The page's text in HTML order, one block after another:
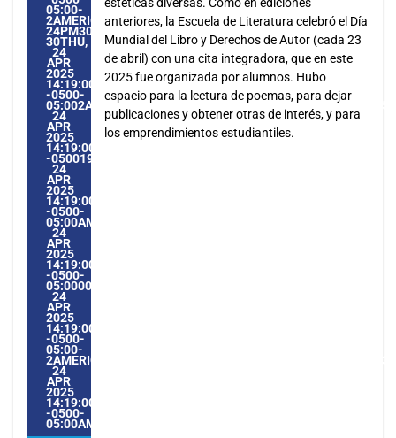
05:00-
2AMERICA/GUAYAQUIL3030AMERICA/GUAYAQUIL202530
24PM30PM-
30THU,
24
APR
2025
14:19:00
-0500-
05:002AMERICA/GUAYAQUIL3030AMERICA/
24
APR
2025
14:19:00
-0500192194PMTHURSDAY=1009#!30THU,
24
APR
2025
14:19:00
-0500-
05:00AMERICA/GUAYAQUIL4#APR#!30THU,
24
APR
2025
14:19:00
-0500-
05:000030#/30THU,
24
APR
2025
14:19:00
-0500-
05:00-
2AMERICA/GUAYAQUIL3030AMERICA/
24
APR
2025
14:19:00
-0500-
05:00AMERICA/GUAYAQUIL4#
estéticas diversas. Como en ediciones
anteriores, la Escuela de Literatura celebró el Día
Mundial del Libro y Derechos de Autor (cada 23
de abril) con una cita integradora, que en este
2025 fue organizada por alumnos. Hubo
espacio para la lectura de poemas, para dejar
publicaciones y obtener otras de interés, y para
los emprendimientos estudiantiles.